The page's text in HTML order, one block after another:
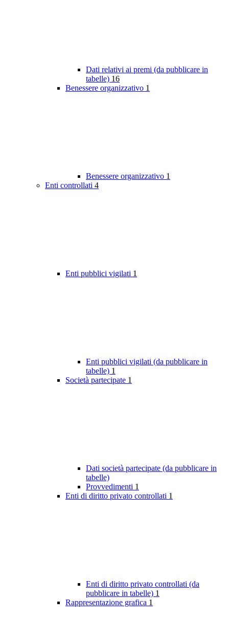
Dati relativi ai premi (da pubblicare in
tabelle) 16
Benessere organizzativo 1
Benessere organizzativo 1
Enti controllati 4
Enti pubblici vigilati 1
Enti pubblici vigilati (da pubblicare in
tabelle) 1
Società partecipate 1
Dati società partecipate (da pubblicare in
tabelle)
Provvedimenti 1
Enti di diritto privato controllati 1
Enti di diritto privato controllati (da
pubblicare in tabelle) 1
Rappresentazione grafica 1